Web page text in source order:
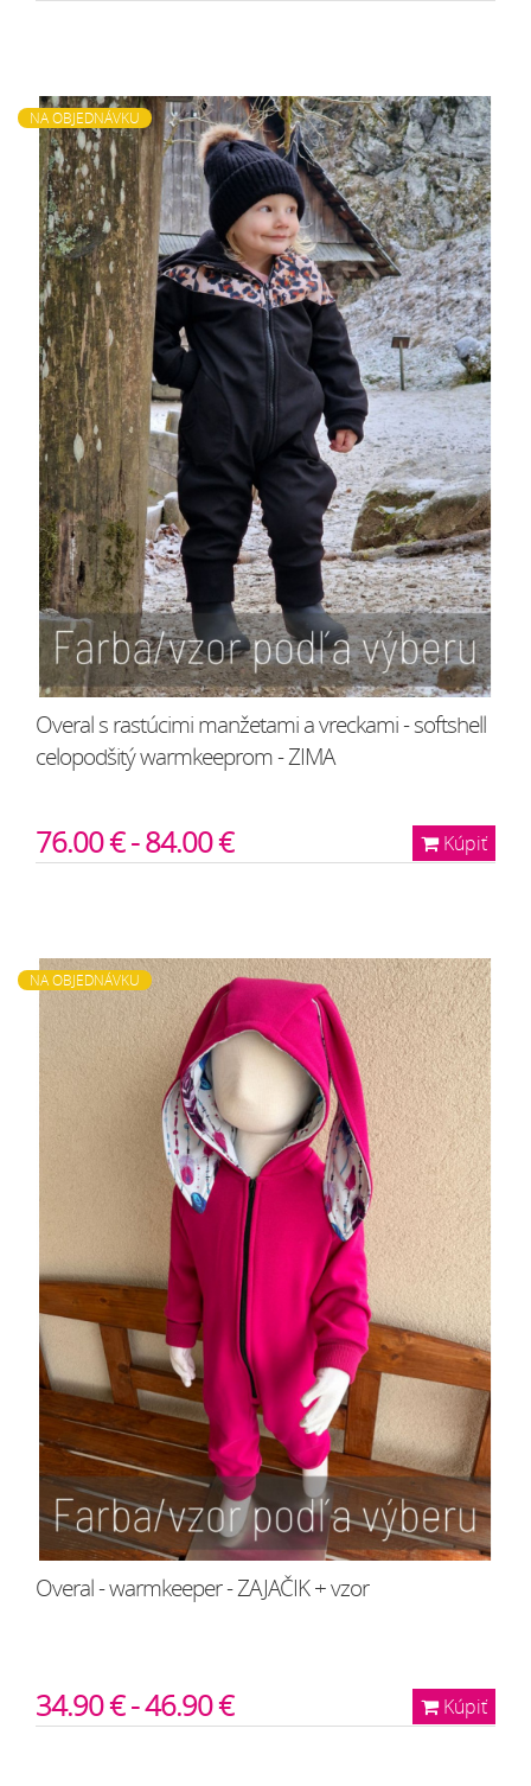
NA OBJEDNÁVKU
Overal s rastúcimi manžetami a vreckami - softshell
celopodšitý warmkeeprom - ZIMA
Kúpiť
76.00 € - 84.00 €
NA OBJEDNÁVKU
Overal - warmkeeper - ZAJAČIK + vzor
Kúpiť
34.90 € - 46.90 €